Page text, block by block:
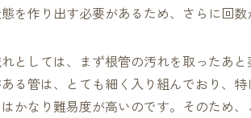
を作り出す必要があるため、さらに回数
としては、まず根管の汚れを取ったあ
る管は、とても細く入り組んでおり、
かなり難易度が高いのです。そのため